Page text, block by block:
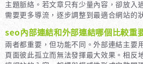
主題脈絡。若文章只有少量內容，卻放入
需要更多導流，逐步調整到最適合網站的
seo內部連結和外部連結哪個比較重
兩者都重要，但功能不同。外部連結主要
頁面彼此孤立而無法發揮最大效果。相反